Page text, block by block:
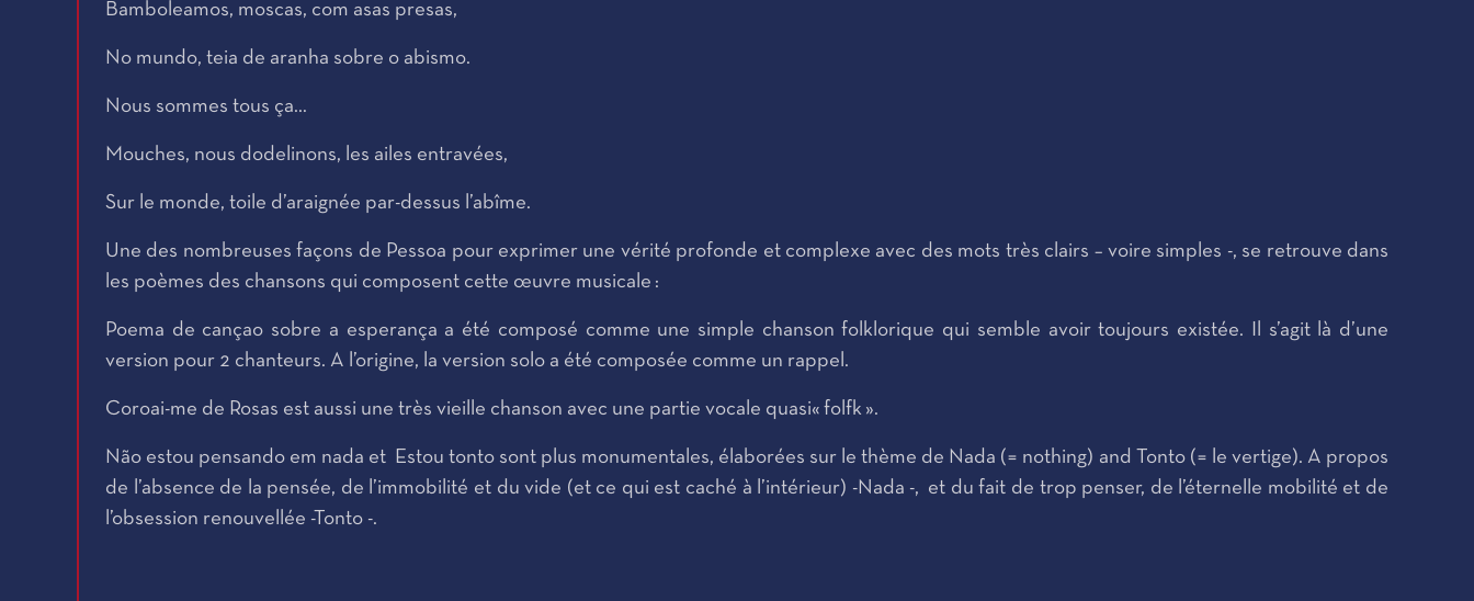
Bamboleamos, moscas, com asas presas,
No mundo, teia de aranha sobre o abismo.
Nous sommes tous ça…
Mouches, nous dodelinons, les ailes entravées,
Sur le monde, toile d’araignée par-dessus l’abîme.
Une des nombreuses façons de Pessoa pour exprimer une vérité profonde et complexe avec des mots très clairs – voire simples -, se retrouve dans
les poèmes des chansons qui composent cette œuvre musicale :
Poema de cançao sobre a esperança a été composé comme une simple chanson folklorique qui semble avoir toujours existée. Il s’agit là d’une
version pour 2 chanteurs. A l’origine, la version solo a été composée comme un rappel.
Coroai-me de Rosas est aussi une très vieille chanson avec une partie vocale quasi« folfk ».
Não estou pensando em nada et Estou tonto sont plus monumentales, élaborées sur le thème de Nada (= nothing) and Tonto (= le vertige). A propos
de l’absence de la pensée, de l’immobilité et du vide (et ce qui est caché à l’intérieur) -Nada -, et du fait de trop penser, de l’éternelle mobilité et de
l’obsession renouvellée -Tonto -.